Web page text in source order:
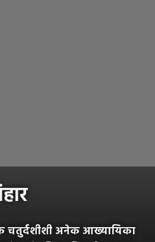
चतुर्दशीशी अनेक आख्यायिका